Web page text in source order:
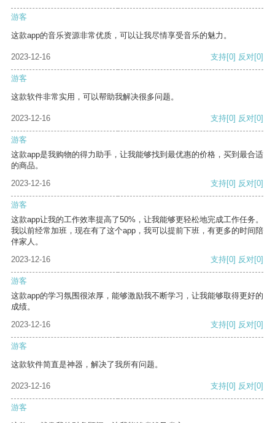
游客
这款app的音乐资源非常优质，可以让我尽情享受音乐的魅力。
2023-12-16 支持[0] 反对[0]
游客
这款软件非常实用，可以帮助我解决很多问题。
2023-12-16 支持[0] 反对[0]
游客
这款app是我购物的得力助手，让我能够找到最优惠的价格，买到最合适
的商品。
2023-12-16
支持[0] 反对[0]
游客
这款app让我的工作效率提高了50%，让我能够更轻松地完成工作任务。
我以前经常加班，现在有了这个app，我可以提前下班，有更多的时间陪
伴家人。
2023-12-16
支持[0] 反对[0]
游客
这款app的学习氛围很浓厚，能够激励我不断学习，让我能够取得更好的
成绩。
2023-12-16
支持[0] 反对[0]
游客
这款软件简直是神器，解决了我所有问题。
2023-12-16 支持[0] 反对[0]
游客